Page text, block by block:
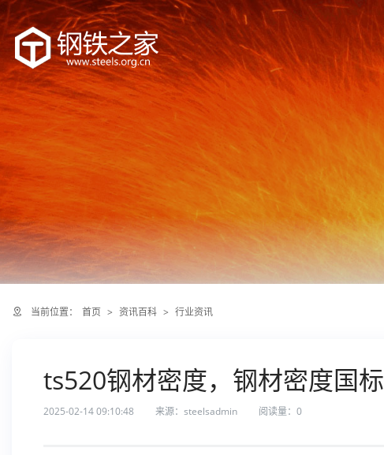
当前位置： 首页 > 资讯百科 > 行业资讯
ts520钢材密度，钢材密度国标
2025-02-14 09:10:48 来源：steelsadmin 阅读量： 0